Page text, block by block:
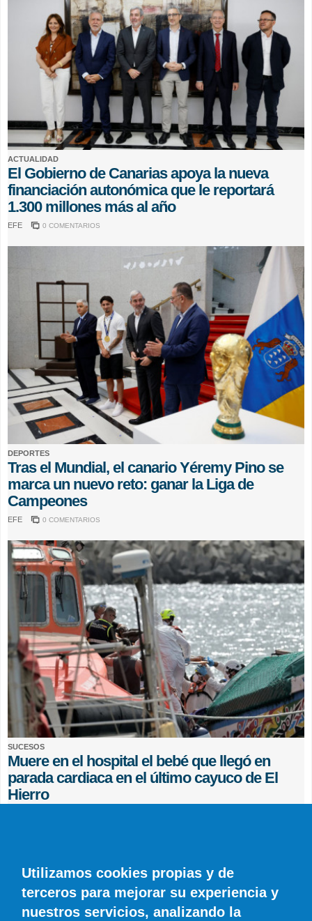
ACTUALIDAD
El Gobierno de Canarias apoya la nueva
financiación autonómica que le reportará
1.300 millones más al año
EFE 0 COMENTARIOS
DEPORTES
Tras el Mundial, el canario Yéremy Pino se
marca un nuevo reto: ganar la Liga de
Campeones
EFE 0 COMENTARIOS
SUCESOS
Muere en el hospital el bebé que llegó en
parada cardiaca en el último cayuco de El
Hierro
Utilizamos cookies propias y de
terceros para mejorar su experiencia y
nuestros servicios, analizando la